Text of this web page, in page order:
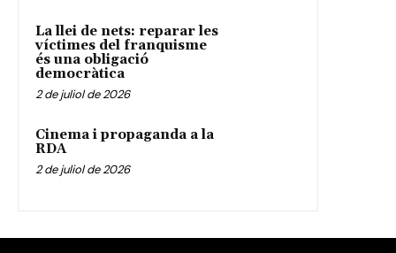
La llei de nets: reparar les
víctimes del franquisme
és una obligació
democràtica
2 de juliol de 2026
Cinema i propaganda a la
RDA
2 de juliol de 2026